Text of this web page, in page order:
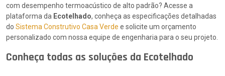
com desempenho termoacústico de alto padrão? Acesse a
plataforma da Ecotelhado, conheça as especificações detalhadas
do Sistema Construtivo Casa Verde e solicite um orçamento
personalizado com nossa equipe de engenharia para o seu projeto.
Conheça todas as soluções da Ecotelhado